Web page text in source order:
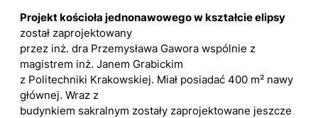
Projekt kościoła jednonawowego w kształcie elipsy
został zaprojektowany
przez inż. dra Przemysława Gawora wspólnie z
magistrem inż. Janem Grabickim
z Politechniki Krakowskiej. Miał posiadać 400 m² nawy
głównej. Wraz z
budynkiem sakralnym zostały zaprojektowane jeszcze